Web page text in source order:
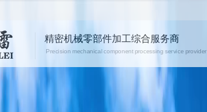
精密机械零部件加工综合服务商
Precision mechanical component processing service provider